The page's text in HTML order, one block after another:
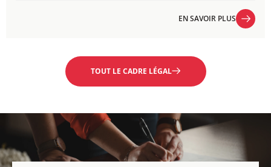
EN SAVOIR PLUS
TOUT LE CADRE LÉGAL